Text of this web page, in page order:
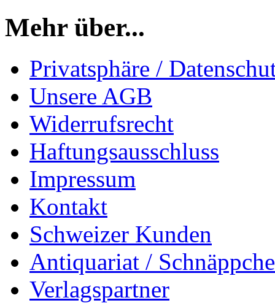
Mehr über...
Privatsphäre /
Unsere AGB
Widerrufsrecht
Haftungsausschluss
Impressum
Kontakt
Schweizer Kunden
Antiquariat /
Verlagspartner